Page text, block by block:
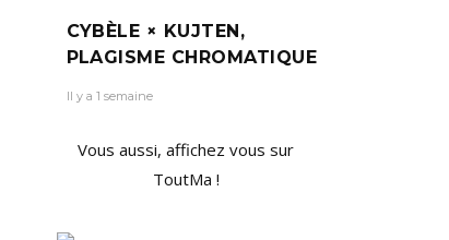
CYBÈLE × KUJTEN,
PLAGISME CHROMATIQUE
Il y a 1 semaine
Vous aussi, affichez vous sur
ToutMa !